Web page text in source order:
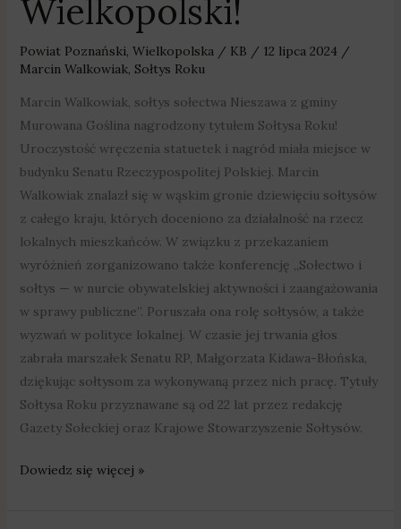
Wielkopolski!
Powiat Poznański, Wielkopolska/ KB / 12 lipca 2024 /
Marcin Walkowiak, Sołtys Roku
Marcin Walkowiak, sołtys sołectwa Nieszawa z gminy
Murowana Goślina nagrodzony tytułem Sołtysa Roku!
Uroczystość wręczenia statuetek i nagród miała miejsce w
budynku Senatu Rzeczypospolitej Polskiej. Marcin
Walkowiak znalazł się w wąskim gronie dziewięciu sołtysów
z całego kraju, których doceniono za działalność na rzecz
lokalnych mieszkańców. W związku z przekazaniem
wyróżnień zorganizowano także konferencję „Sołectwo i
sołtys — w nurcie obywatelskiej aktywności i zaangażowania
w sprawy publiczne”. Poruszała ona rolę sołtysów, a także
wyzwań w polityce lokalnej. W czasie jej trwania głos
zabrała marszałek Senatu RP, Małgorzata Kidawa-Błońska,
dziękując sołtysom za wykonywaną przez nich pracę. Tytuły
Sołtysa Roku przyznawane są od 22 lat przez redakcję
Gazety Sołeckiej oraz Krajowe Stowarzyszenie Sołtysów.
Dowiedz się więcej »